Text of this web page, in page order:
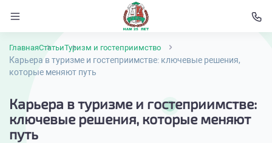
ГлавнаяСтатьиТуризм и гостеприимство
Карьера в туризме и гостеприимстве: ключевые решения,
которые меняют путь
Карьера в туризме и гостеприимстве:
ключевые решения, которые меняют
путь